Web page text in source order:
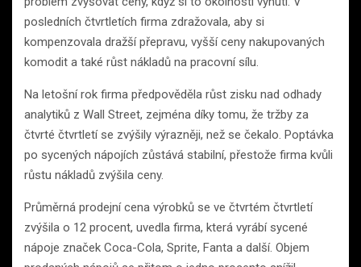
posledních čtvrtletích firma zdražovala, aby si
kompenzovala dražší přepravu, vyšší ceny nakupovaných
komodit a také růst nákladů na pracovní sílu.
Na letošní rok firma předpověděla růst zisku nad odhady
analytiků z Wall Street, zejména díky tomu, že tržby za
čtvrté čtvrtletí se zvýšily výrazněji, než se čekalo. Poptávka
po sycených nápojích zůstává stabilní, přestože firma kvůli
růstu nákladů zvýšila ceny.
Průměrná prodejní cena výrobků se ve čtvrtém čtvrtletí
zvýšila o 12 procent, uvedla firma, která vyrábí sycené
nápoje značek Coca-Cola, Sprite, Fanta a další. Objem